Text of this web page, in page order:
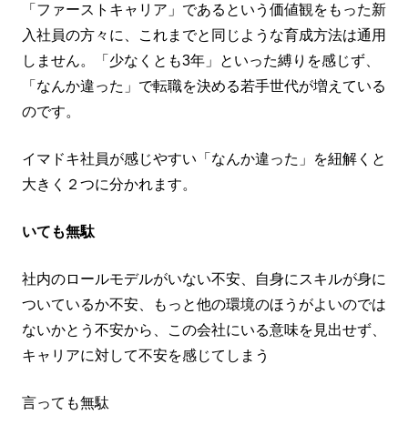
「ファーストキャリア」であるという価値観をもった新
入社員の方々に、これまでと同じような育成方法は通用
しません。「少なくとも3年」といった縛りを感じず、
「なんか違った」で転職を決める若手世代が増えている
のです。
イマドキ社員が感じやすい「なんか違った」を紐解くと
大きく２つに分かれます。
いても無駄
社内のロールモデルがいない不安、自身にスキルが身に
ついているか不安、もっと他の環境のほうがよいのでは
ないかとう不安から、この会社にいる意味を見出せず、
キャリアに対して不安を感じてしまう
言っても無駄